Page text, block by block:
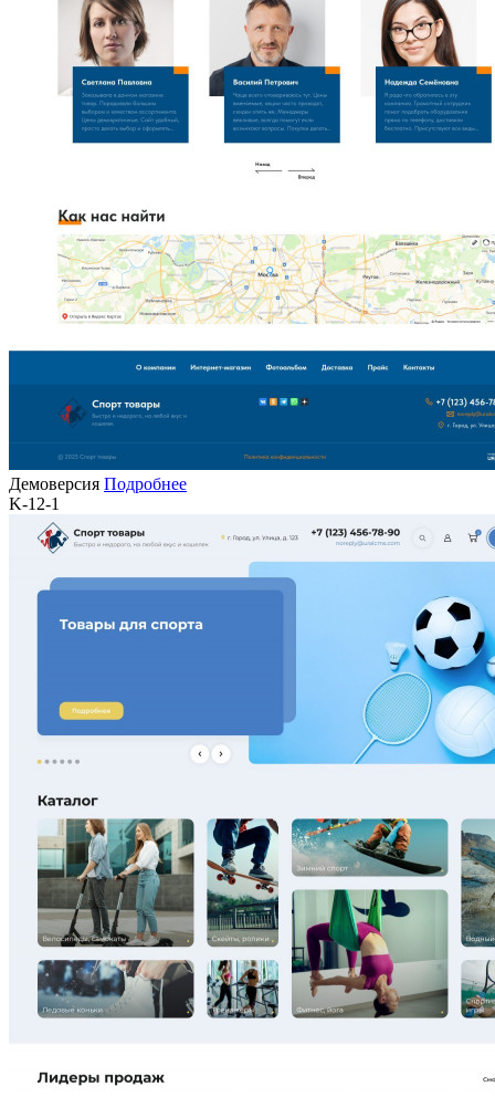
Демоверсия Подробнее
K-12-1